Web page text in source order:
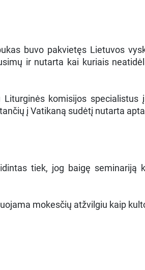
buvo pakvietęs Lietuvos
ir nutarta kai kuriais
komisijos specialistus
į Vatikaną sudėtį nutarta
tiek, jog baigę seminariją
mokesčių atžvilgiu kaip